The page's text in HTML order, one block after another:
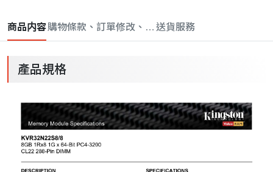
商品内容購物條款、訂單修改、取消與退款政策
送貨服務
產品規格